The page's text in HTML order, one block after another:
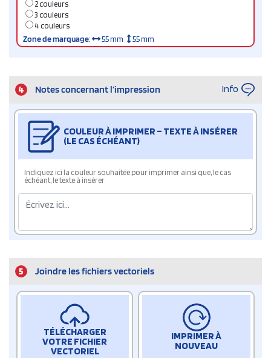
2 couleurs
3 couleurs
4 couleurs
Zone de marquage: 55 mm 55 mm
4 Notes concernant l’impression Info
COULEUR À IMPRIMER – TEXTE À INSÉRER
(LE CAS ÉCHÉANT)
Indiquez ici la couleur souhaitée pour imprimer ainsi que, le cas
échéant, le texte à insérer
5 Joindre les fichiers vectoriels
TÉLÉCHARGER
VOTRE FICHIER
VECTORIEL
IMPRIMER À
NOUVEAU